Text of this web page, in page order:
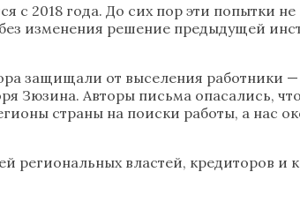
с 2018 года. До сих пор эти попытки
изменения решение предыдущей
защищали от выселения работники
Зюзина. Авторы письма опасались,
страны на поиски работы, а нас
региональных властей, кредиторов и